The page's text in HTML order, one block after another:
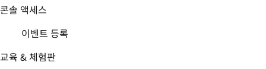
콘솔 액세스
이벤트 등록
교육 & 체험판